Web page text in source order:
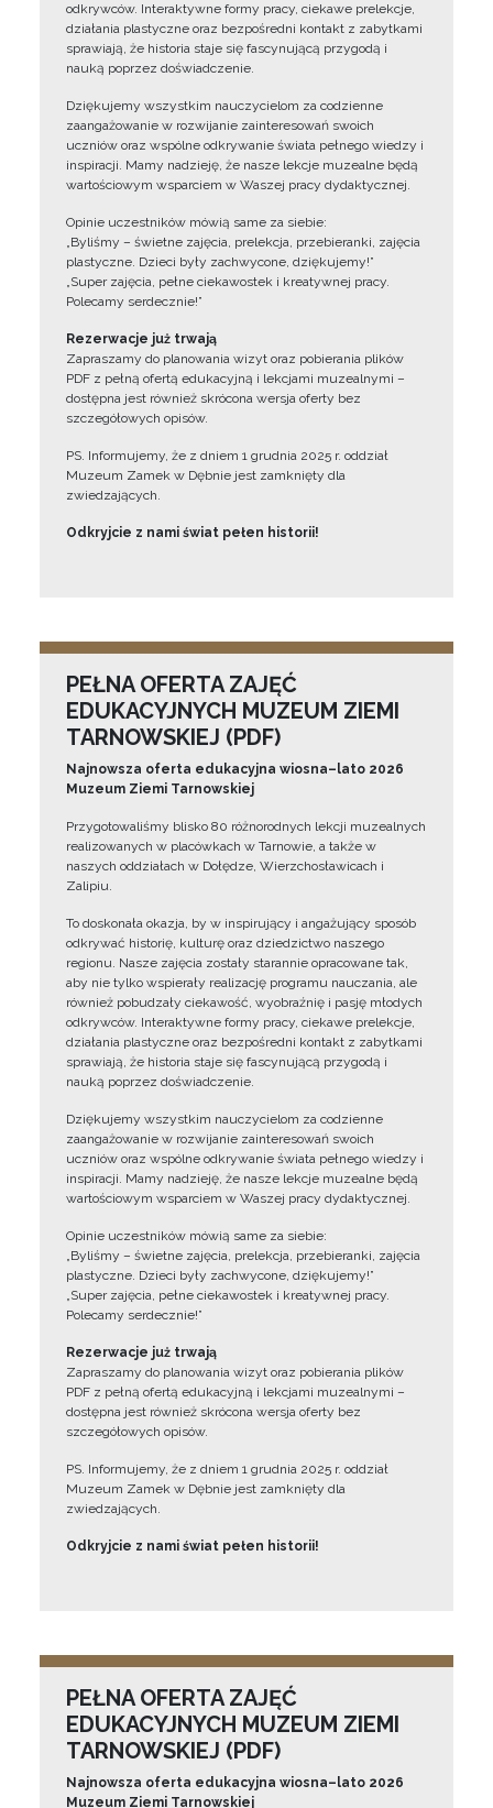
odkrywców. Interaktywne formy pracy, ciekawe prelekcje,
działania plastyczne oraz bezpośredni kontakt z zabytkami
sprawiają, że historia staje się fascynującą przygodą i
nauką poprzez doświadczenie.
Dziękujemy wszystkim nauczycielom za codzienne
zaangażowanie w rozwijanie zainteresowań swoich
uczniów oraz wspólne odkrywanie świata pełnego wiedzy i
inspiracji. Mamy nadzieję, że nasze lekcje muzealne będą
wartościowym wsparciem w Waszej pracy dydaktycznej.
Opinie uczestników mówią same za siebie:
„Byliśmy – świetne zajęcia, prelekcja, przebieranki, zajęcia
plastyczne. Dzieci były zachwycone, dziękujemy!”
„Super zajęcia, pełne ciekawostek i kreatywnej pracy.
Polecamy serdecznie!”
Rezerwacje już trwają
Zapraszamy do planowania wizyt oraz pobierania plików
PDF z pełną ofertą edukacyjną i lekcjami muzealnymi –
dostępna jest również skrócona wersja oferty bez
szczegółowych opisów.
PS. Informujemy, że z dniem 1 grudnia 2025 r. oddział
Muzeum Zamek w Dębnie jest zamknięty dla
zwiedzających.
Odkryjcie z nami świat pełen historii!
PEŁNA OFERTA ZAJĘĆ
EDUKACYJNYCH MUZEUM ZIEMI
TARNOWSKIEJ (PDF)
Najnowsza oferta edukacyjna wiosna–lato 2026
Muzeum Ziemi Tarnowskiej
Przygotowaliśmy blisko 80 różnorodnych lekcji muzealnych
realizowanych w placówkach w Tarnowie, a także w
naszych oddziałach w Dołędze, Wierzchosławicach i
Zalipiu.
To doskonała okazja, by w inspirujący i angażujący sposób
odkrywać historię, kulturę oraz dziedzictwo naszego
regionu. Nasze zajęcia zostały starannie opracowane tak,
aby nie tylko wspierały realizację programu nauczania, ale
również pobudzały ciekawość, wyobraźnię i pasję młodych
odkrywców. Interaktywne formy pracy, ciekawe prelekcje,
działania plastyczne oraz bezpośredni kontakt z zabytkami
sprawiają, że historia staje się fascynującą przygodą i
nauką poprzez doświadczenie.
Dziękujemy wszystkim nauczycielom za codzienne
zaangażowanie w rozwijanie zainteresowań swoich
uczniów oraz wspólne odkrywanie świata pełnego wiedzy i
inspiracji. Mamy nadzieję, że nasze lekcje muzealne będą
wartościowym wsparciem w Waszej pracy dydaktycznej.
Opinie uczestników mówią same za siebie:
„Byliśmy – świetne zajęcia, prelekcja, przebieranki, zajęcia
plastyczne. Dzieci były zachwycone, dziękujemy!”
„Super zajęcia, pełne ciekawostek i kreatywnej pracy.
Polecamy serdecznie!”
Rezerwacje już trwają
Zapraszamy do planowania wizyt oraz pobierania plików
PDF z pełną ofertą edukacyjną i lekcjami muzealnymi –
dostępna jest również skrócona wersja oferty bez
szczegółowych opisów.
PS. Informujemy, że z dniem 1 grudnia 2025 r. oddział
Muzeum Zamek w Dębnie jest zamknięty dla
zwiedzających.
Odkryjcie z nami świat pełen historii!
PEŁNA OFERTA ZAJĘĆ
EDUKACYJNYCH MUZEUM ZIEMI
TARNOWSKIEJ (PDF)
Najnowsza oferta edukacyjna wiosna–lato 2026
Muzeum Ziemi Tarnowskiej